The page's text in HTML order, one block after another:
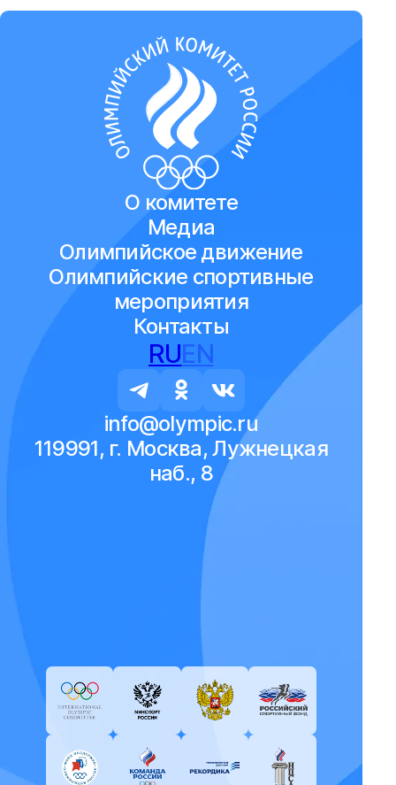
О комитете
Медиа
Олимпийское движение
Олимпийские спортивные
мероприятия
Контакты
RUEN
info@olympic.ru
119991, г. Москва, Лужнецкая
наб., 8